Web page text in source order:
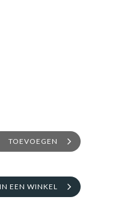
TOEVOEGEN
EEN WINKEL